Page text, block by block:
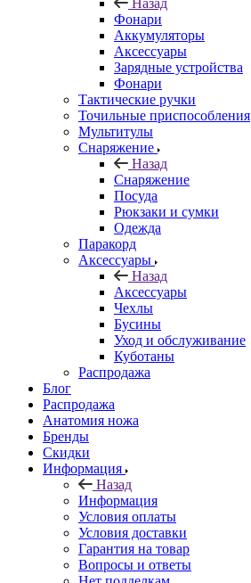
Назад
Фонари
Аккумуляторы
Аксессуары
Зарядные устройства
Фонари
Тактические ручки
Точильные приспособления
Мультитулы
Снаряжение
Назад
Снаряжение
Посуда
Рюкзаки и сумки
Одежда
Паракорд
Аксессуары
Назад
Аксессуары
Чехлы
Бусины
Уход и обслуживание
Куботаны
Распродажа
Блог
Распродажа
Анатомия ножа
Бренды
Скидки
Информация
Назад
Информация
Условия оплаты
Условия доставки
Гарантия на товар
Вопросы и ответы